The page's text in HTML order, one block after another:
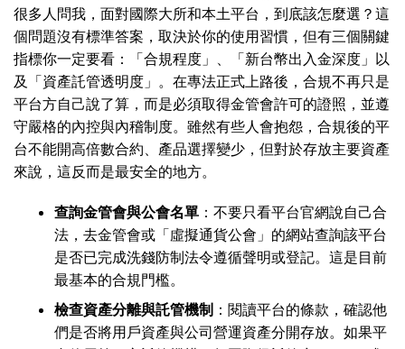
很多人問我，面對國際大所和本土平台，到底該怎麼選？這
個問題沒有標準答案，取決於你的使用習慣，但有三個關鍵
指標你一定要看：「合規程度」、「新台幣出入金深度」以
及「資產託管透明度」。在專法正式上路後，合規不再只是
平台方自己說了算，而是必須取得金管會許可的證照，並遵
守嚴格的內控與內稽制度。雖然有些人會抱怨，合規後的平
台不能開高倍數合約、產品選擇變少，但對於存放主要資產
來說，這反而是最安全的地方。
查詢金管會與公會名單：不要只看平台官網說自己合
法，去金管會或「虛擬通貨公會」的網站查詢該平台
是否已完成洗錢防制法令遵循聲明或登記。這是目前
最基本的合規門檻。
檢查資產分離與託管機制 ：閱讀平台的條款，確認他
們是否將用戶資產與公司營運資產分開存放。如果平